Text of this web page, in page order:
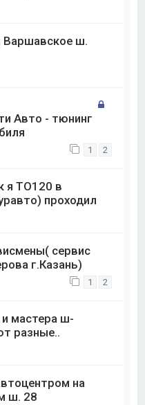
Варшавское ш.
Авто - тюнинг
1 2
я ТО120 в
проходил
сервис
г.Казань)
1 2
мастера ш-
разные..
на
ш. 28